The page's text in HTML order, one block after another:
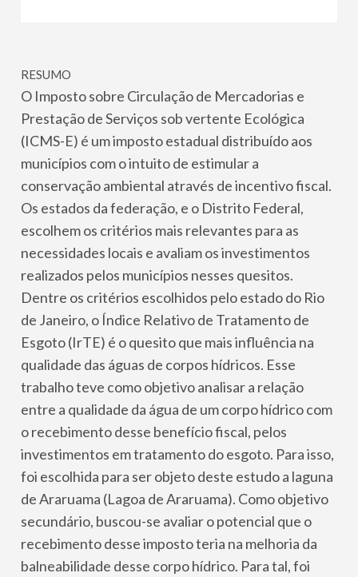
RESUMO
O Imposto sobre Circulação de Mercadorias e
Prestação de Serviços sob vertente Ecológica
(ICMS-E) é um imposto estadual distribuído aos
municípios com o intuito de estimular a
conservação ambiental através de incentivo fiscal.
Os estados da federação, e o Distrito Federal,
escolhem os critérios mais relevantes para as
necessidades locais e avaliam os investimentos
realizados pelos municípios nesses quesitos.
Dentre os critérios escolhidos pelo estado do Rio
de Janeiro, o Índice Relativo de Tratamento de
Esgoto (IrTE) é o quesito que mais influência na
qualidade das águas de corpos hídricos. Esse
trabalho teve como objetivo analisar a relação
entre a qualidade da água de um corpo hídrico com
o recebimento desse benefício fiscal, pelos
investimentos em tratamento do esgoto. Para isso,
foi escolhida para ser objeto deste estudo a laguna
de Araruama (Lagoa de Araruama). Como objetivo
secundário, buscou-se avaliar o potencial que o
recebimento desse imposto teria na melhoria da
balneabilidade desse corpo hídrico. Para tal, foi